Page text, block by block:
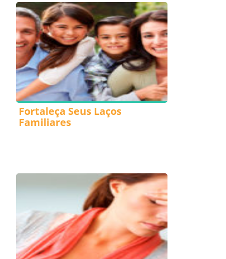
Fortaleça Seus Laços
Familiares